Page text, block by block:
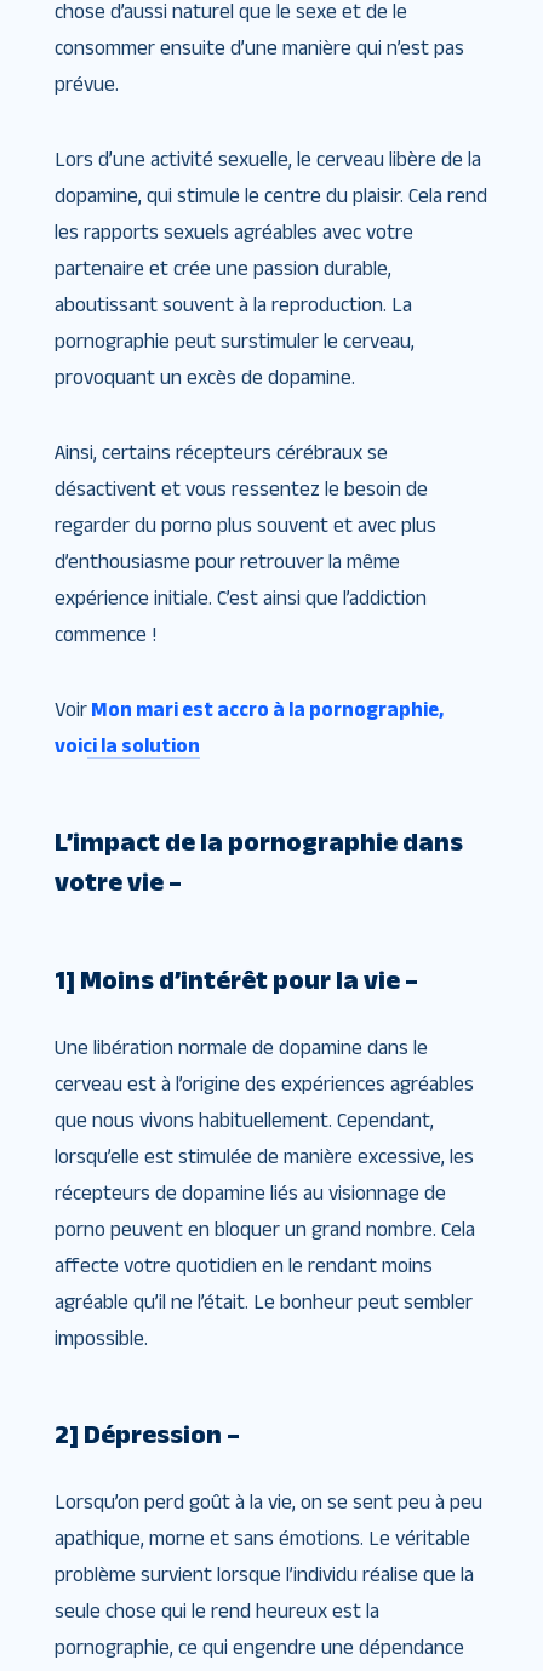
chose d’aussi naturel que le sexe et de le
consommer ensuite d’une manière qui n’est pas
prévue.
Lors d’une activité sexuelle, le cerveau libère de la
dopamine, qui stimule le centre du plaisir. Cela rend
les rapports sexuels agréables avec votre
partenaire et crée une passion durable,
aboutissant souvent à la reproduction. La
pornographie peut surstimuler le cerveau,
provoquant un excès de dopamine.
Ainsi, certains récepteurs cérébraux se
désactivent et vous ressentez le besoin de
regarder du porno plus souvent et avec plus
d’enthousiasme pour retrouver la même
expérience initiale. C’est ainsi que l’addiction
commence !
VoirMon mari est accro à la pornographie,
voici la solution
L’impact de la pornographie dans
votre vie –
1] Moins d’intérêt pour la vie –
Une libération normale de dopamine dans le
cerveau est à l’origine des expériences agréables
que nous vivons habituellement. Cependant,
lorsqu’elle est stimulée de manière excessive, les
récepteurs de dopamine liés au visionnage de
porno peuvent en bloquer un grand nombre. Cela
affecte votre quotidien en le rendant moins
agréable qu’il ne l’était. Le bonheur peut sembler
impossible.
2] Dépression –
Lorsqu’on perd goût à la vie, on se sent peu à peu
apathique, morne et sans émotions. Le véritable
problème survient lorsque l’individu réalise que la
seule chose qui le rend heureux est la
pornographie, ce qui engendre une dépendance